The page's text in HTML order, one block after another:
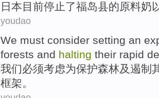
日本目前停止了福岛县的原料奶
youdao
We must consider setting an
forests and halting their rapid
我们必须考虑为保护森林及遏制
框架。